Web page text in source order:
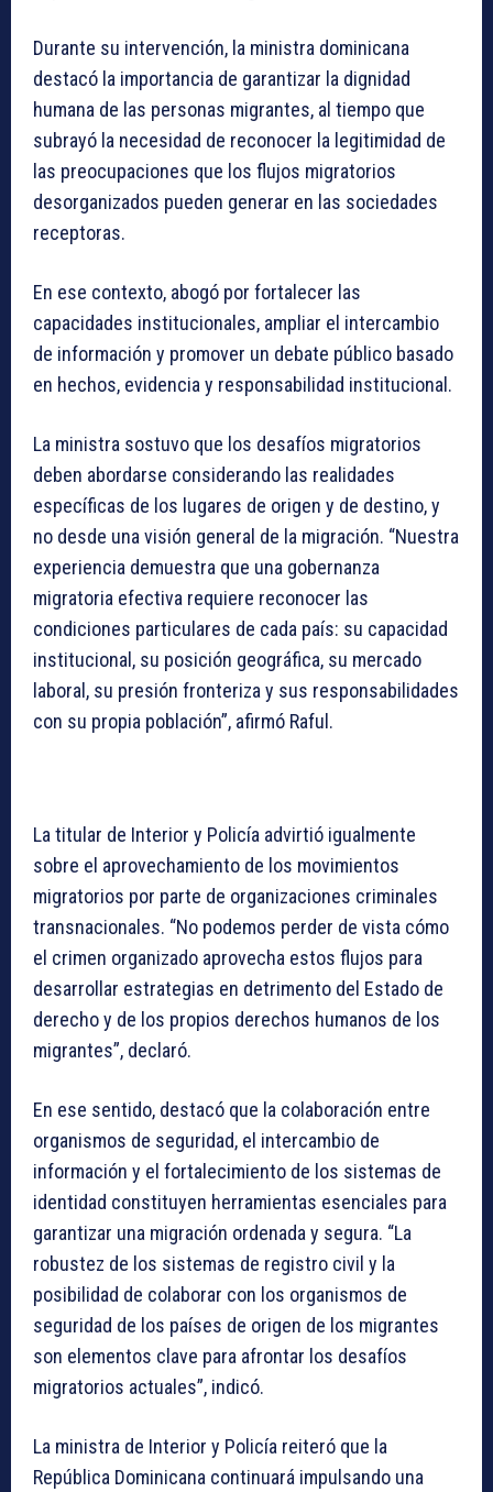
Durante su intervención, la ministra dominicana
destacó la importancia de garantizar la dignidad
humana de las personas migrantes, al tiempo que
subrayó la necesidad de reconocer la legitimidad de
las preocupaciones que los flujos migratorios
desorganizados pueden generar en las sociedades
receptoras.
En ese contexto, abogó por fortalecer las
capacidades institucionales, ampliar el intercambio
de información y promover un debate público basado
en hechos, evidencia y responsabilidad institucional.
La ministra sostuvo que los desafíos migratorios
deben abordarse considerando las realidades
específicas de los lugares de origen y de destino, y
no desde una visión general de la migración. “Nuestra
experiencia demuestra que una gobernanza
migratoria efectiva requiere reconocer las
condiciones particulares de cada país: su capacidad
institucional, su posición geográfica, su mercado
laboral, su presión fronteriza y sus responsabilidades
con su propia población”, afirmó Raful.
La titular de Interior y Policía advirtió igualmente
sobre el aprovechamiento de los movimientos
migratorios por parte de organizaciones criminales
transnacionales. “No podemos perder de vista cómo
el crimen organizado aprovecha estos flujos para
desarrollar estrategias en detrimento del Estado de
derecho y de los propios derechos humanos de los
migrantes”, declaró.
En ese sentido, destacó que la colaboración entre
organismos de seguridad, el intercambio de
información y el fortalecimiento de los sistemas de
identidad constituyen herramientas esenciales para
garantizar una migración ordenada y segura. “La
robustez de los sistemas de registro civil y la
posibilidad de colaborar con los organismos de
seguridad de los países de origen de los migrantes
son elementos clave para afrontar los desafíos
migratorios actuales”, indicó.
La ministra de Interior y Policía reiteró que la
República Dominicana continuará impulsando una